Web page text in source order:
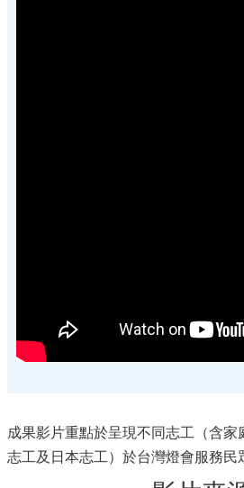
成果影片重點於呈現不同志工（含家
志工及日本志工）於台灣燈會服務民